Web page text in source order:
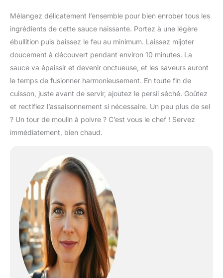
Mélangez délicatement l’ensemble pour bien enrober tous les
ingrédients de cette sauce naissante. Portez à une légère
ébullition puis baissez le feu au minimum. Laissez mijoter
doucement à découvert pendant environ 10 minutes. La
sauce va épaissir et devenir onctueuse, et les saveurs auront
le temps de fusionner harmonieusement. En toute fin de
cuisson, juste avant de servir, ajoutez le persil séché. Goûtez
et rectifiez l’assaisonnement si nécessaire. Un peu plus de sel
? Un tour de moulin à poivre ? C’est vous le chef ! Servez
immédiatement, bien chaud.